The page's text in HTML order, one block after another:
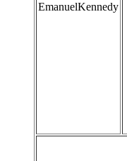
EmanuelKennedy